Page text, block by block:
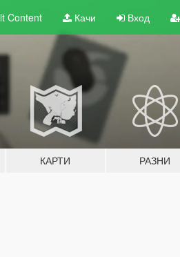
Content Качи Вход
КАРТИ РАЗНИ